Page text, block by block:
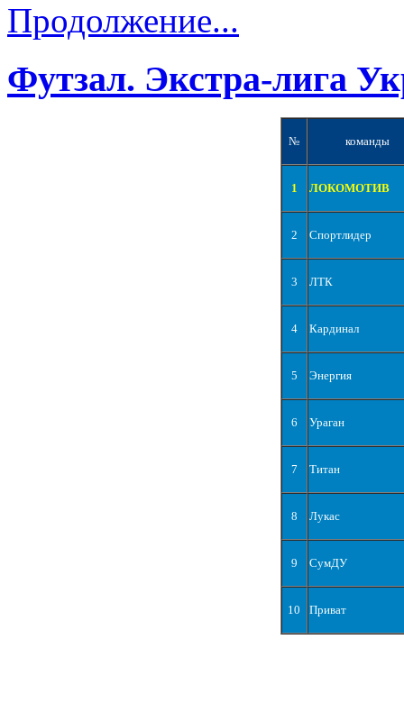
Продолжение...
Футзал. Экстра-лига
№ команды
1 ЛОКОМОТИВ
2 Спортлидер
3 ЛТК
4 Кардинал
5 Энергия
6 Ураган
7 Титан
8 Лукас
9 СумДУ
10 Приват